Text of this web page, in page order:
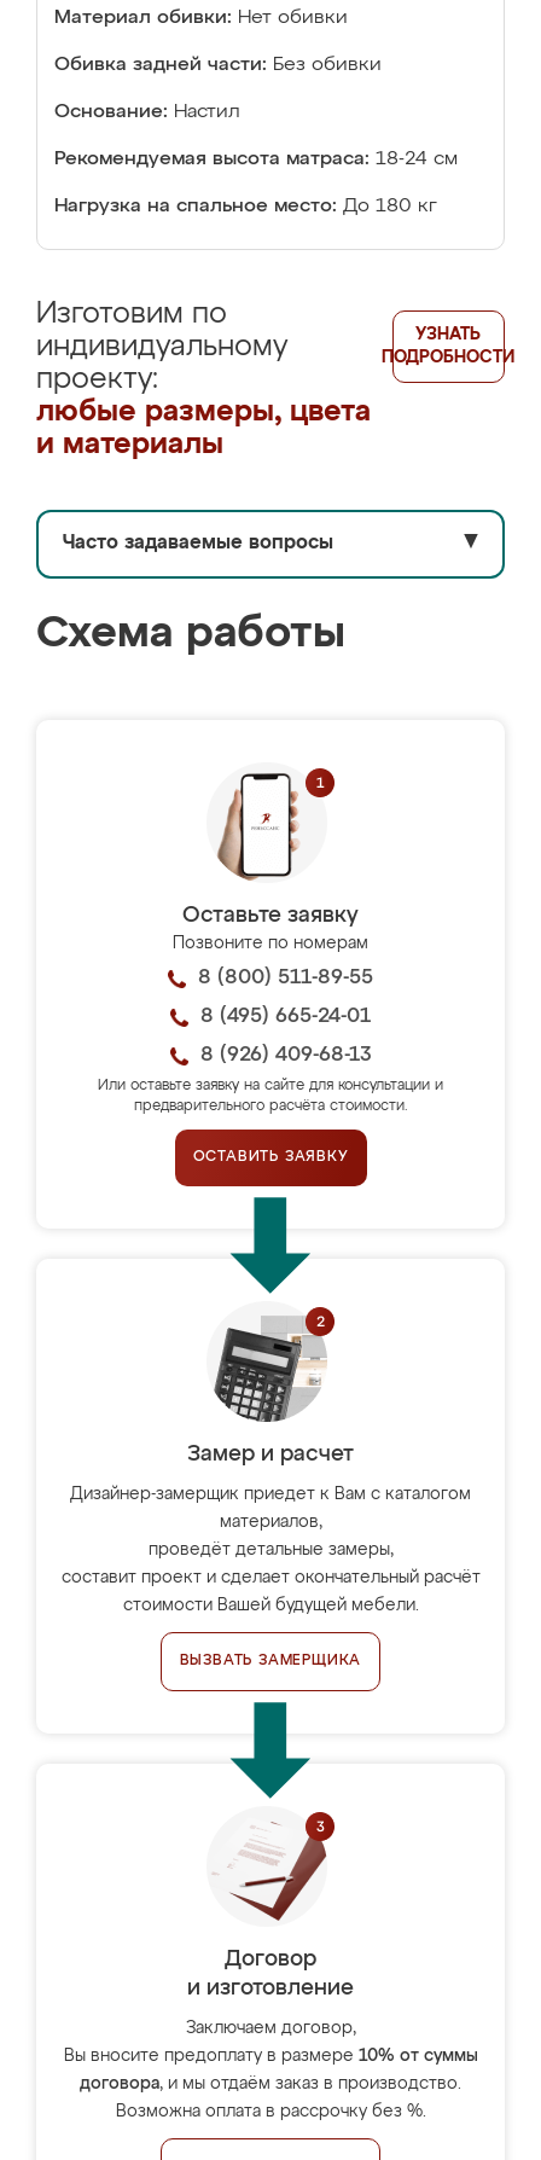
Материал обивки: Нет обивки
Обивка задней части: Без обивки
Основание: Настил
Рекомендуемая высота матраса: 18-24 см
Нагрузка на спальное место: До 180 кг
Изготовим по
индивидуальному
проекту:
любые размеры, цвета
и материалы
УЗНАТЬ
ПОДРОБНОСТИ
Часто задаваемые вопросы ▼
Схема работы
Оставьте заявку
Позвоните по номерам
8 (800) 511-89-55
8 (495) 665-24-01
8 (926) 409-68-13
Или оставьте заявку на сайте для консультации и
предварительного расчёта стоимости.
ОСТАВИТЬ ЗАЯВКУ
Замер и расчет
Дизайнер-замерщик приедет к Вам с каталогом
материалов,
проведёт детальные замеры,
составит проект и сделает окончательный расчёт
стоимости Вашей будущей мебели.
ВЫЗВАТЬ ЗАМЕРЩИКА
Договор
и изготовление
Заключаем договор,
Вы вносите предоплату в размере 10% от суммы
договора, и мы отдаём заказ в производство.
Возможна оплата в рассрочку без %.